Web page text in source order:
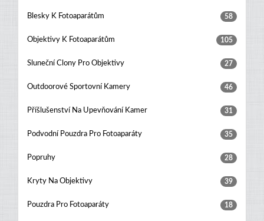
Blesky K Fotoaparátům 58
Objektivy K Fotoaparátům 105
Sluneční Clony Pro Objektivy 27
Outdoorové Sportovní Kamery 46
Příšlušenství Na Upevňování Kamer 31
Podvodní Pouzdra Pro Fotoaparáty 35
Popruhy 28
Kryty Na Objektivy 39
Pouzdra Pro Fotoaparáty 18